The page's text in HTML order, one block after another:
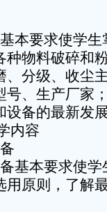
本要求使学
物料破碎和
、分级、收尘
、生产厂家
设备的最新发
内容
基本要求使
原则，了解